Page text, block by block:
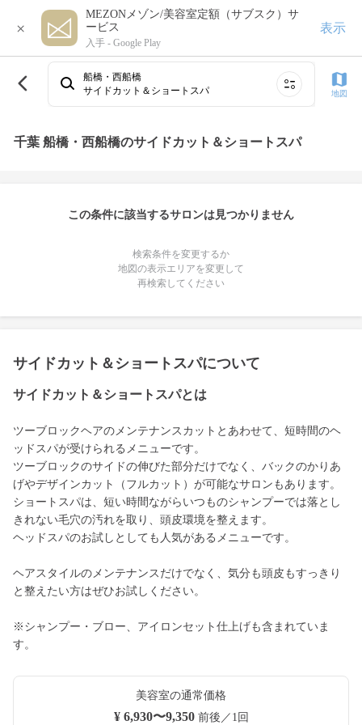
×
MEZONメゾン/美容室定額（サブスク）サ
ービス
入手 - Google Play
表示
船橋・西船橋
サイドカット＆ショートスパ
地図
千葉 船橋・西船橋のサイドカット＆ショートスパ
この条件に該当するサロンは見つかりません
検索条件を変更するか
地図の表示エリアを変更して
再検索してください
サイドカット＆ショートスパについて
サイドカット＆ショートスパとは
ツーブロックヘアのメンテナンスカットとあわせて、短時間のヘ
ッドスパが受けられるメニューです。
ツーブロックのサイドの伸びた部分だけでなく、バックのかりあ
げやデザインカット（フルカット）が可能なサロンもあります。
ショートスパは、短い時間ながらいつものシャンプーでは落とし
きれない毛穴の汚れを取り、頭皮環境を整えます。
ヘッドスパのお試しとしても人気があるメニューです。
ヘアスタイルのメンテナンスだけでなく、気分も頭皮もすっきり
と整えたい方はぜひお試しください。
※シャンプー・ブロー、アイロンセット仕上げも含まれていま
す。
美容室の通常価格
¥ 6,930〜9,350前後／1回